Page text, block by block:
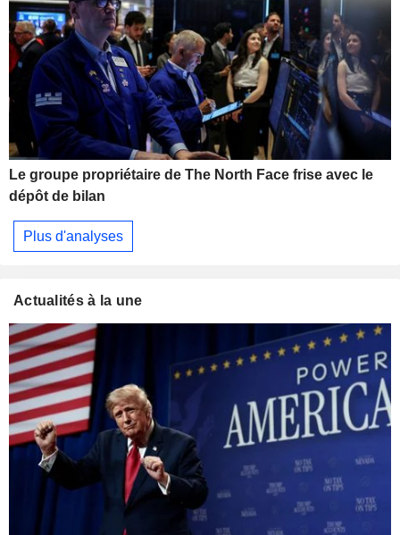
Le groupe propriétaire de The North Face frise avec le
dépôt de bilan
Plus d'analyses
Actualités à la une